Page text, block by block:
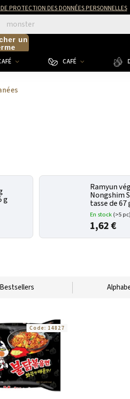
PROTECTION DES DONNÉES PERSONNELLES
un
CAFÉ
g
Ramyun
Nongshim
tasse de 67
En stock (>5 pc)
1,62 €
Bestsellers
Code: 14827